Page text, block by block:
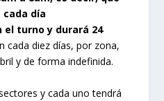
cada día
el turno y durará 24
cada diez días, por zona,
y de forma indefinida.
y cada uno tendrá